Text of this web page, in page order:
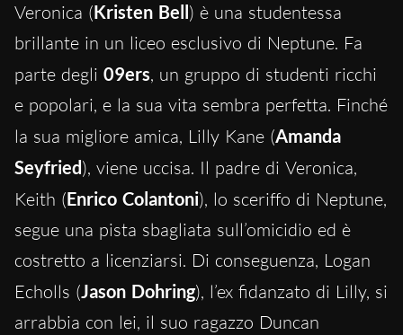
Veronica (Kristen Bell) è una studentessa
brillante in un liceo esclusivo di Neptune. Fa
parte degli 09ers, un gruppo di studenti ricchi
e popolari, e la sua vita sembra perfetta. Finché
la sua migliore amica, Lilly Kane (Amanda
Seyfried), viene uccisa. Il padre di Veronica,
Keith (Enrico Colantoni), lo sceriffo di Neptune,
segue una pista sbagliata sull’omicidio ed è
costretto a licenziarsi. Di conseguenza, Logan
Echolls (Jason Dohring), l’ex fidanzato di Lilly, si
arrabbia con lei, il suo ragazzo Duncan